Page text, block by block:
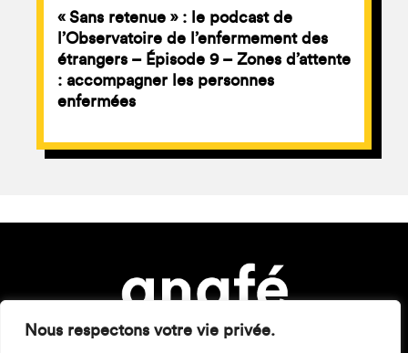
Nous respectons votre vie privée.
« Sans retenue » : le podcast de
l’Observatoire de l’enfermement des
étrangers – Épisode 9 – Zones d’attente
: accompagner les personnes
enfermées